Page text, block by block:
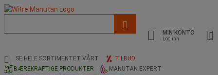
og
søkehistorikk
MIN KONTO
Log inn
SE HELE SORTIMENTET VÅRT
TILBUD
BÆREKRAFTIGE PRODUKTER
MANUTAN EXPERT